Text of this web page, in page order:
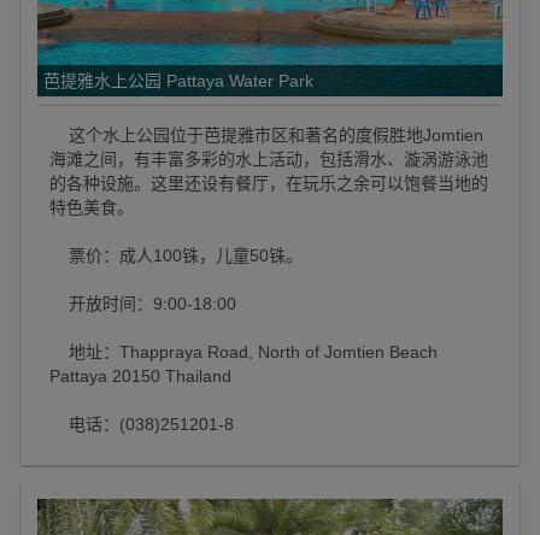
芭提雅水上公园 Pattaya Water Park
这个水上公园位于芭提雅市区和著名的度假胜地Jomtien
海滩之间，有丰富多彩的水上活动，包括滑水、漩涡游泳池
的各种设施。这里还设有餐厅，在玩乐之余可以饱餐当地的
特色美食。
票价：成人100铢，儿童50铢。
开放时间：9:00-18:00
地址：Thappraya Road, North of Jomtien Beach
Pattaya 20150 Thailand
电话：(038)251201-8